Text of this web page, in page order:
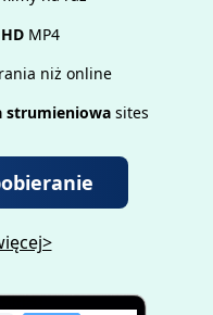
HD MP4
niż online
strumieniowa sites